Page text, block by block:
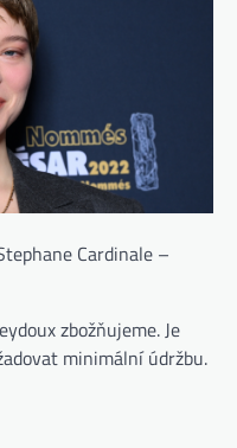
Cardinale –
zbožňujeme. Je
minimální údržbu.